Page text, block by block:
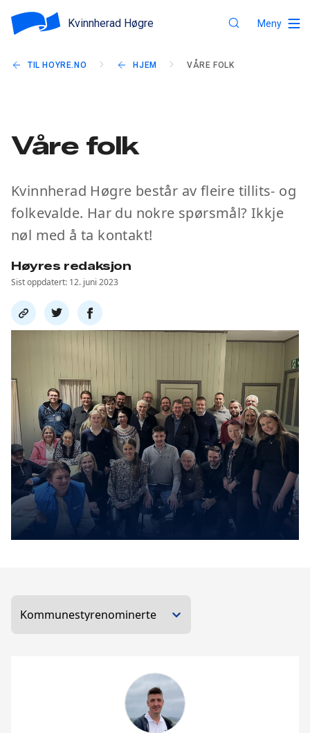
Kvinnherad Høgre Meny
TIL HOYRE.NO HJEM VÅRE FOLK
Våre folk
Kvinnherad Høgre består av fleire tillits- og
folkevalde. Har du nokre spørsmål? Ikkje
nøl med å ta kontakt!
Høyres redaksjon
Sist oppdatert: 12. juni 2023
Del
link
Del
på
twitter
Del
på
facebook